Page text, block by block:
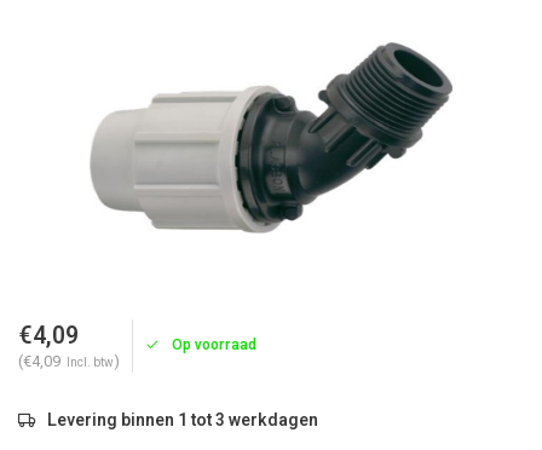
€4,09
(€4,09 Incl. btw)
Op voorraad
Levering binnen 1 tot 3 werkdagen